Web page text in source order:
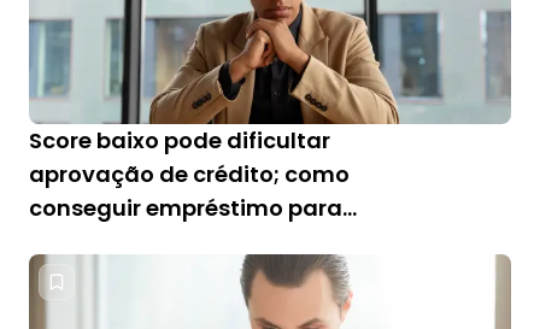
Score baixo pode dificultar
aprovação de crédito; como
conseguir empréstimo para